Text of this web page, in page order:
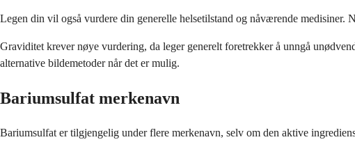
Legen din vil også vurdere din generelle helsetilstand og nåværende
Graviditet krever nøye vurdering, da leger generelt foretrekker å unngå
alternative bildemetoder når det er mulig.
Bariumsulfat merkenavn
Bariumsulfat er tilgjengelig under flere merkenavn, selv om den aktive